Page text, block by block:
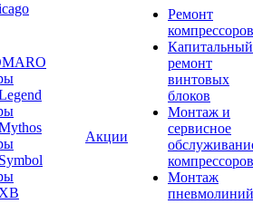
Акции
Ремонт
компрессоров
Капитальный
ремонт
винтовых
блоков
Монтаж и
сервисное
компрессоров
Монтаж
пневмолиний